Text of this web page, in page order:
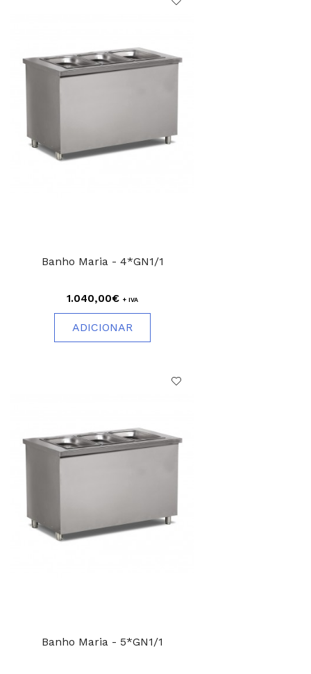
Banho Maria - 4*GN1/1
1.040,00€ + IVA
ADICIONAR
Banho Maria - 5*GN1/1